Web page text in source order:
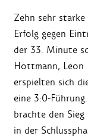
Zehn sehr
Erfolg gegen
der 33. Minute
Hottmann, Leon
erspielten sich
eine 3:0-
brachte den
in der